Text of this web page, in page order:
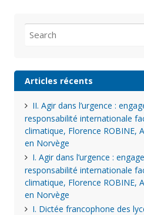
for:
Articles récents
II. Agir dans l’urgence :
responsabilité internationale
climatique, Florence ROBINE,
en Norvège
I. Agir dans l’urgence :
responsabilité internationale
climatique, Florence ROBINE,
en Norvège
I. Dictée francophone des